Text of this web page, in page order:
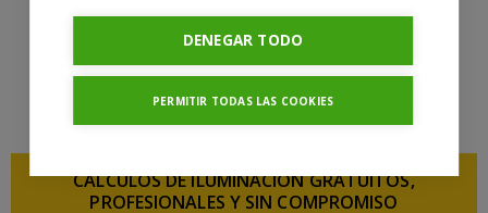
CÁLCULO DE LUZ
CÁLCULOS DE ILUMINACIÓN GRATUITOS,
PROFESIONALES Y SIN COMPROMISO
DENEGAR TODO
PERMITIR TODAS LAS COOKIES